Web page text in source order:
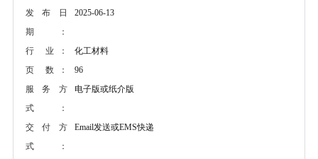
发布日
期：
2025-06-13
行 业：
化工材料
页 数：
96
服务方
式：
电子版或纸介版
交付方
式：
Email发送或EMS快递